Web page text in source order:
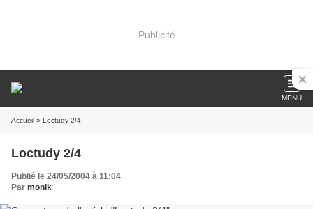
Publicité
MENU
Accueil » Loctudy 2/4
Loctudy 2/4
Publié le 24/05/2004 à 11:04
Par monik